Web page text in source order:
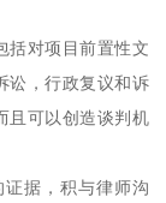
括对项目前置性文
讼，行政复议和诉
且可以创造谈判机
据，积与律师沟